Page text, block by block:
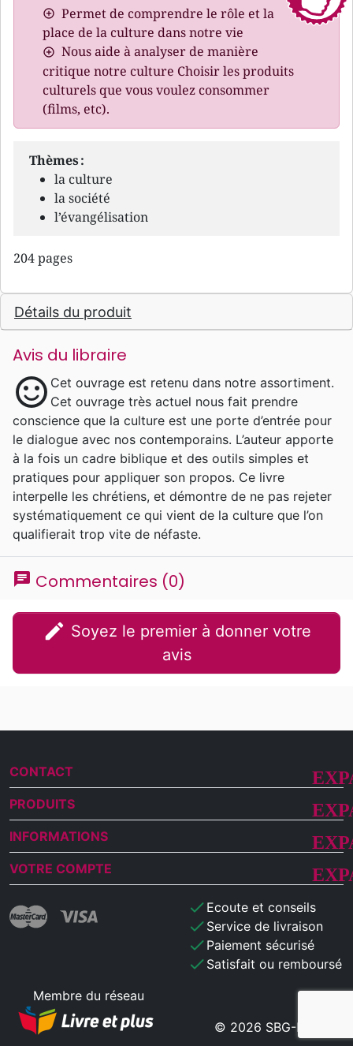
Permet de comprendre le rôle et la
place de la culture dans notre vie
Nous aide à analyser de manière
critique notre culture Choisir les produits
culturels que vous voulez consommer
(films, etc).
Thèmes :
la culture
la société
l’évangélisation
204 pages
Détails du produit
Avis du libraire
sentiment_satisfied Cet ouvrage est retenu dans notre assortiment.
Cet ouvrage très actuel nous fait prendre
conscience que la culture est une porte d’entrée pour
le dialogue avec nos contemporains. L’auteur apporte
à la fois un cadre biblique et des outils simples et
pratiques pour appliquer son propos. Ce livre
interpelle les chrétiens, et démontre de ne pas rejeter
systématiquement ce qui vient de la culture que l’on
qualifierait trop vite de néfaste.
chat Commentaires (0)
edit
avis
CONTACT
PRODUITS
INFORMATIONS
VOTRE COMPTE
check Ecoute et conseils
check Service de livraison
check Paiement sécurisé
check Satisfait ou remboursé
Membre du réseau
© 2026 SBG-MB